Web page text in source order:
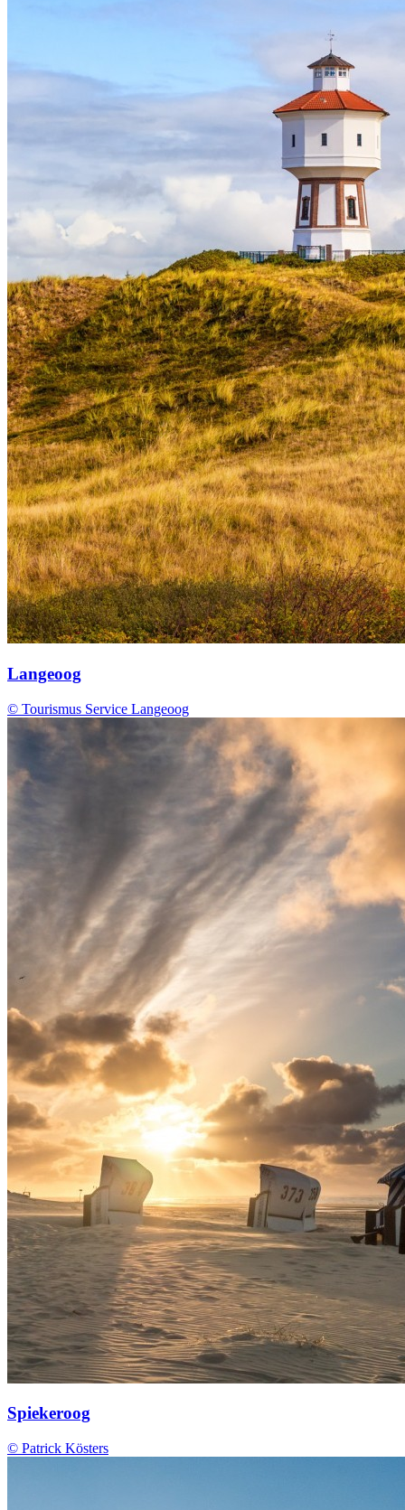
Langeoog
© Tourismus Service Langeoog
Spiekeroog
© Patrick Kösters